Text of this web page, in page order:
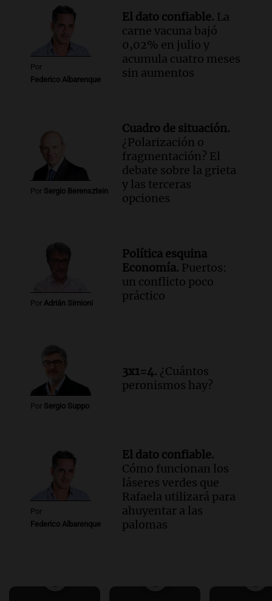
EE.UU. durante el Mundial genera
preocupación y desesperación
Noticias
Episodios
Por
Federico Albarenque
El dato confiable. La
carne vacuna bajó
0,02% en julio y
acumula cuatro meses
sin aumentos
Por Sergio Berensztein
Cuadro de situación.
¿Polarización o
fragmentación? El
debate sobre la grieta
y las terceras
opciones
Por Adrián Simioni
Política esquina
Economía. Puertos:
un conflicto poco
práctico
Por Sergio Suppo
3x1=4. ¿Cuántos
peronismos hay?
Por
Federico Albarenque
El dato confiable.
Cómo funcionan los
láseres verdes que
Rafaela utilizará para
ahuyentar a las
palomas